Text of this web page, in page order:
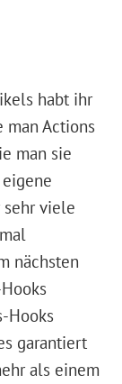
habt ihr
man Actions
man sie
sehr viele
nächsten
Hooks
garantiert
als einem